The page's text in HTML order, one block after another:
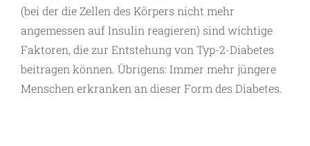
(bei der die Zellen des Körpers nicht mehr
angemessen auf Insulin reagieren) sind wichtige
Faktoren, die zur Entstehung von Typ-2-Diabetes
beitragen können. Übrigens: Immer mehr jüngere
Menschen erkranken an dieser Form des Diabetes.